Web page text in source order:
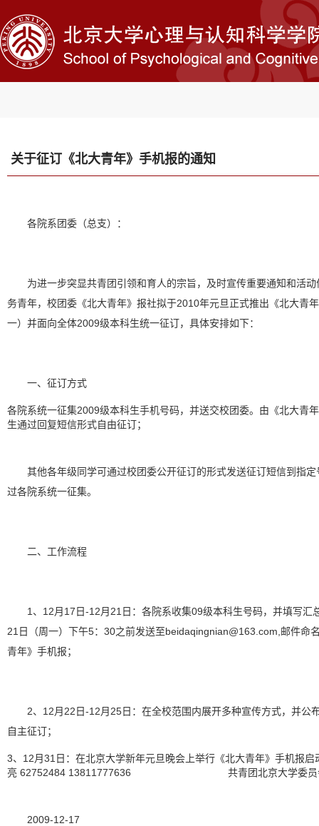
关于征订《北大青年》手机报的通知
各院系团委（总支）：
为进一步突显共青团引领和育人的宗旨，及时宣传重要通知和活
务青年，校团委《北大青年》报社拟于2010年元旦正式推出《北大青
一）并面向全体2009级本科生统一征订，具体安排如下：
一、征订方式
各院系统一征集2009级本科生手机号码，并送交校团委。由《北大青
生通过回复短信形式自由征订；
其他各年级同学可通过校团委公开征订的形式发送征订短信到指
过各院系统一征集。
二、工作流程
1 、 12月 17 日-12月 21 日 ： 各院系收集09级本科生号码， 并填写汇
21 日 （周一） 下午5： 30之前发送至beidaqingnian@163.com 邮件命
青年》手机报；
2、12月22日-12月25日：在全校范围内展开多种宣传方式，并公
自主征订；
3、12月31日：在北京大学新年元旦晚会上举行《北大青年》手机报启
亮 62752484 13811777636
共青团北京大学委员
2009-12-17